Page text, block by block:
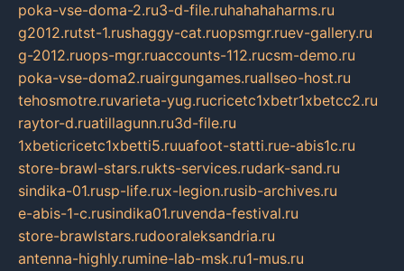
poka-vse-doma-2.ru3-d-file.ruhahahaharms.ru
g2012.rutst-1.rushaggy-cat.ruopsmgr.ruev-gallery.ru
g-2012.ruops-mgr.ruaccounts-112.rucsm-demo.ru
poka-vse-doma2.ruairgungames.ruallseo-host.ru
tehosmotre.ruvarieta-yug.rucricetc1xbetr1xbetcc2.ru
raytor-d.ruatillagunn.ru3d-file.ru
1xbeticricetc1xbetti5.ruuafoot-statti.rue-abis1c.ru
store-brawl-stars.rukts-services.rudark-sand.ru
sindika-01.rusp-life.rux-legion.rusib-archives.ru
e-abis-1-c.rusindika01.ruvenda-festival.ru
store-brawlstars.rudooraleksandria.ru
antenna-highly.rumine-lab-msk.ru1-mus.ru